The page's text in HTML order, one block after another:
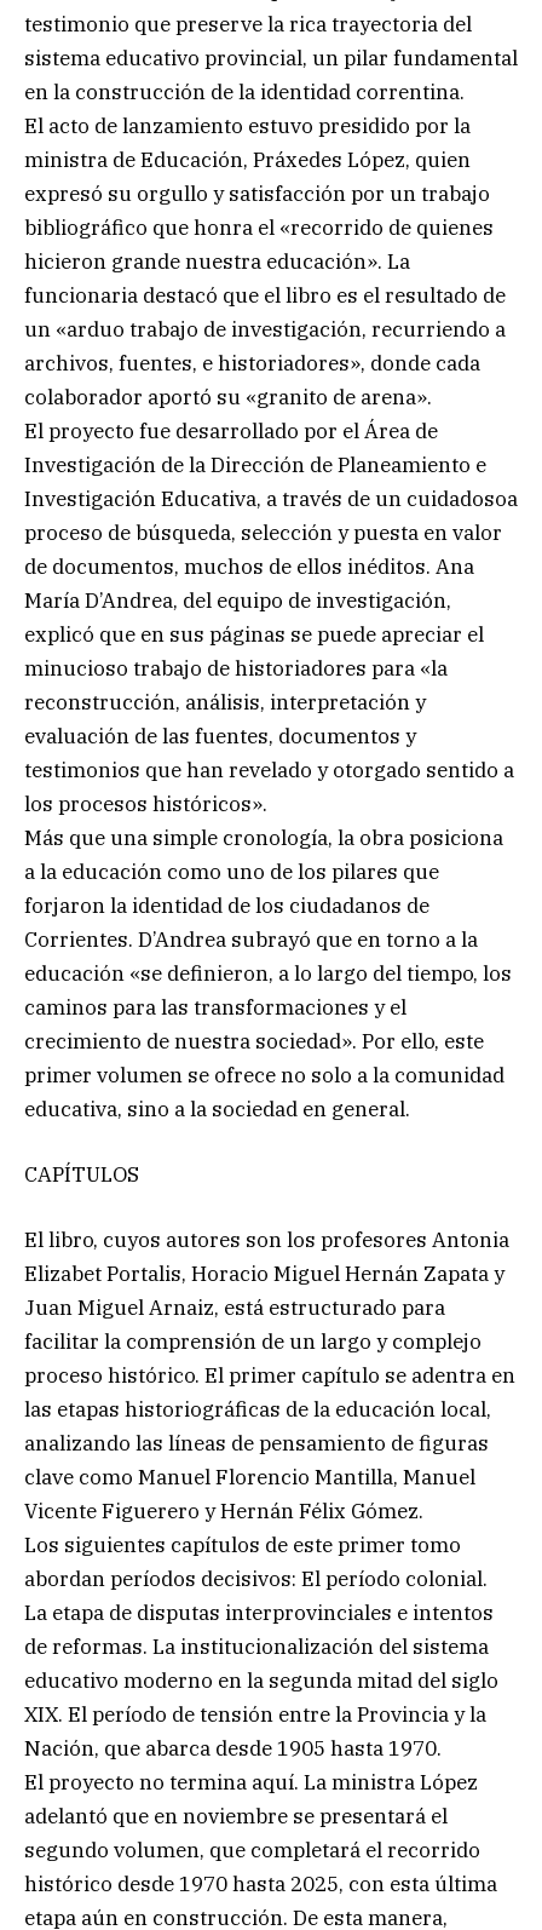
testimonio que preserve la rica trayectoria del
sistema educativo provincial, un pilar fundamental
en la construcción de la identidad correntina.
El acto de lanzamiento estuvo presidido por la
ministra de Educación, Práxedes López, quien
expresó su orgullo y satisfacción por un trabajo
bibliográfico que honra el «recorrido de quienes
hicieron grande nuestra educación». La
funcionaria destacó que el libro es el resultado de
un «arduo trabajo de investigación, recurriendo a
archivos, fuentes, e historiadores», donde cada
colaborador aportó su «granito de arena».
El proyecto fue desarrollado por el Área de
Investigación de la Dirección de Planeamiento e
Investigación Educativa, a través de un cuidadosoa
proceso de búsqueda, selección y puesta en valor
de documentos, muchos de ellos inéditos. Ana
María D’Andrea, del equipo de investigación,
explicó que en sus páginas se puede apreciar el
minucioso trabajo de historiadores para «la
reconstrucción, análisis, interpretación y
evaluación de las fuentes, documentos y
testimonios que han revelado y otorgado sentido a
los procesos históricos».
Más que una simple cronología, la obra posiciona
a la educación como uno de los pilares que
forjaron la identidad de los ciudadanos de
Corrientes. D’Andrea subrayó que en torno a la
educación «se definieron, a lo largo del tiempo, los
caminos para las transformaciones y el
crecimiento de nuestra sociedad». Por ello, este
primer volumen se ofrece no solo a la comunidad
educativa, sino a la sociedad en general.
CAPÍTULOS
El libro, cuyos autores son los profesores Antonia
Elizabet Portalis, Horacio Miguel Hernán Zapata y
Juan Miguel Arnaiz, está estructurado para
facilitar la comprensión de un largo y complejo
proceso histórico. El primer capítulo se adentra en
las etapas historiográficas de la educación local,
analizando las líneas de pensamiento de figuras
clave como Manuel Florencio Mantilla, Manuel
Vicente Figuerero y Hernán Félix Gómez.
Los siguientes capítulos de este primer tomo
abordan períodos decisivos: El período colonial.
La etapa de disputas interprovinciales e intentos
de reformas. La institucionalización del sistema
educativo moderno en la segunda mitad del siglo
XIX. El período de tensión entre la Provincia y la
Nación, que abarca desde 1905 hasta 1970.
El proyecto no termina aquí. La ministra López
adelantó que en noviembre se presentará el
segundo volumen, que completará el recorrido
histórico desde 1970 hasta 2025, con esta última
etapa aún en construcción. De esta manera,